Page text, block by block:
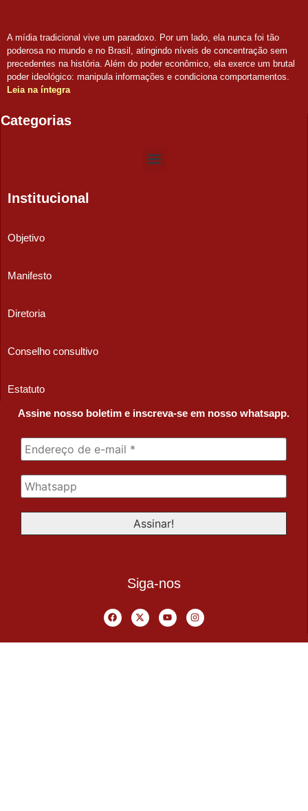
A mídia tradicional vive um paradoxo. Por um lado, ela nunca foi tão
poderosa no mundo e no Brasil, atingindo níveis de concentração sem
precedentes na história. Além do poder econômico, ela exerce um brutal
poder ideológico: manipula informações e condiciona comportamentos.
Leia na íntegra
Categorias
Institucional
Objetivo
Manifesto
Diretoria
Conselho consultivo
Estatuto
Assine nosso boletim e inscreva-se em nosso whatsapp.
Siga-nos